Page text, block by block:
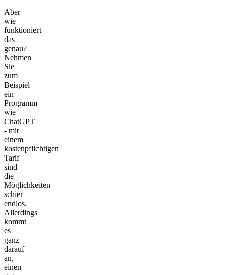
Aber
wie
funktioniert
das
genau?
Nehmen
Sie
zum
Beispiel
ein
Programm
wie
ChatGPT
- mit
einem
kostenpflichtigen
Tarif
sind
die
Möglichkeiten
schier
endlos.
Allerdings
kommt
es
ganz
darauf
an,
einen